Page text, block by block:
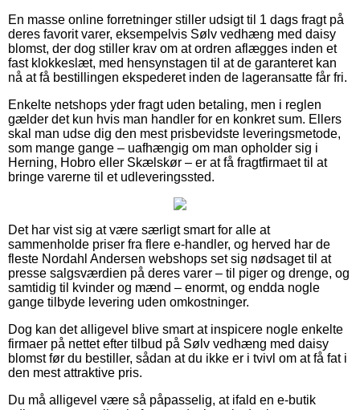
En masse online forretninger stiller udsigt til 1 dags fragt på
deres favorit varer, eksempelvis Sølv vedhæng med daisy
blomst, der dog stiller krav om at ordren aflægges inden et
fast klokkeslæt, med hensynstagen til at de garanteret kan
nå at få bestillingen ekspederet inden de lageransatte får fri.
Enkelte netshops yder fragt uden betaling, men i reglen
gælder det kun hvis man handler for en konkret sum. Ellers
skal man udse dig den mest prisbevidste leveringsmetode,
som mange gange – uafhængig om man opholder sig i
Herning, Hobro eller Skælskør – er at få fragtfirmaet til at
bringe varerne til et udleveringssted.
Det har vist sig at være særligt smart for alle at
sammenholde priser fra flere e-handler, og herved har de
fleste Nordahl Andersen webshops set sig nødsaget til at
presse salgsværdien på deres varer – til piger og drenge, og
samtidig til kvinder og mænd – enormt, og endda nogle
gange tilbyde levering uden omkostninger.
Dog kan det alligevel blive smart at inspicere nogle enkelte
firmaer på nettet efter tilbud på Sølv vedhæng med daisy
blomst før du bestiller, sådan at du ikke er i tvivl om at få fat i
den mest attraktive pris.
Du må alligevel være så påpasselig, at ifald en e-butik